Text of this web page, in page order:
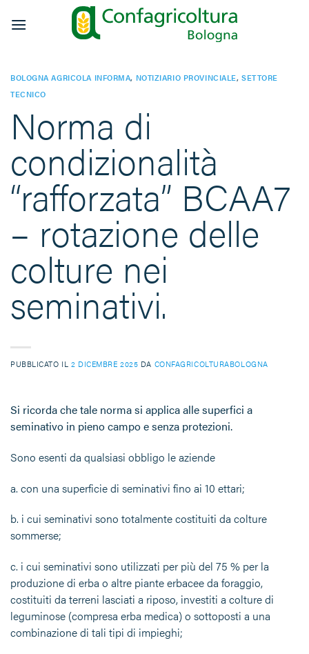
BOLOGNA AGRICOLA INFORMA, NOTIZIARIO PROVINCIALE,SETTORE
TECNICO
Norma di
condizionalità
“rafforzata” BCAA7
– rotazione delle
colture nei
seminativi.
PUBBLICATO IL 2 DICEMBRE 2025 DA CONFAGRICOLTURABOLOGNA
Si ricorda che tale norma si applica alle superfici a
seminativo in pieno campo e senza protezioni.
Sono esenti da qualsiasi obbligo le aziende
a. con una superficie di seminativi fino ai 10 ettari;
b. i cui seminativi sono totalmente costituiti da colture
sommerse;
c. i cui seminativi sono utilizzati per più del 75 % per la
produzione di erba o altre piante erbacee da foraggio,
costituiti da terreni lasciati a riposo, investiti a colture di
leguminose (compresa erba medica) o sottoposti a una
combinazione di tali tipi di impieghi;